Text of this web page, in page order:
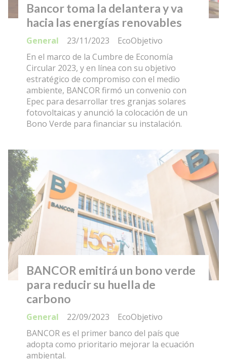
Bancor toma la delantera y va
hacia las energías renovables
EcoObjetivo
General
23/11/2023
En el marco de la Cumbre de Economía
Circular 2023, y en línea con su objetivo
estratégico de compromiso con el medio
ambiente, BANCOR firmó un convenio con
Epec para desarrollar tres granjas solares
fotovoltaicas y anunció la colocación de un
Bono Verde para financiar su instalación.
BANCOR emitirá un bono verde
para reducir su huella de
carbono
EcoObjetivo
General
22/09/2023
BANCOR es el primer banco del país que
adopta como prioritario mejorar la ecuación
ambiental.